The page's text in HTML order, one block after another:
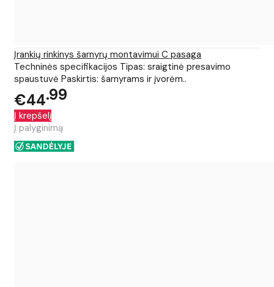
Įrankių rinkinys šarnyrų montavimui C pasaga
Techninės specifikacijos Tipas: sraigtinė presavimo
spaustuvė Paskirtis: šarnyrams ir įvorėm..
€44 99
Į krepšelį
Į palyginimą